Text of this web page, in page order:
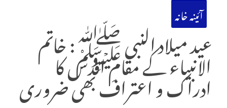
آئینہ خانہ
عید میلاد النبی ﷺ: خاتم
الانبیاء کے مقامِ اقدس کا
ادراک و اعتراف بھی ضروری